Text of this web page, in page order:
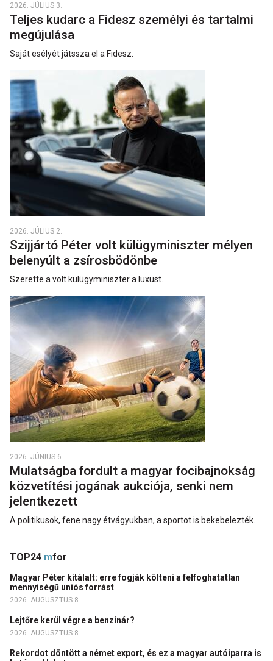
2026. JÚLIUS 3.
Teljes kudarc a Fidesz személyi és tartalmi
megújulása
Saját esélyét játssza el a Fidesz.
2026. JÚLIUS 2.
Szijjártó Péter volt külügyminiszter mélyen
belenyúlt a zsírosbödönbe
Szerette a volt külügyminiszter a luxust.
2026. JÚNIUS 6.
Mulatságba fordult a magyar focibajnokság
közvetítési jogának aukciója, senki nem
jelentkezett
A politikusok, fene nagy étvágyukban, a sportot is bekebelezték.
TOP24 mfor
Magyar Péter kitálalt: erre fogják költeni a felfoghatatlan
mennyiségű uniós forrást
2026. AUGUSZTUS 8.
Lejtőre kerül végre a benzinár?
2026. AUGUSZTUS 8.
Rekordot döntött a német export, és ez a magyar autóiparra is